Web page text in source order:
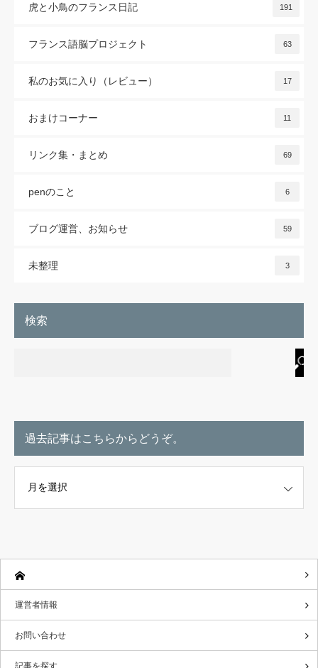
虎と小鳥のフランス日記 191
フランス語脳プロジェクト 63
私のお気に入り（レビュー） 17
おまけコーナー 11
リンク集・まとめ 69
penのこと 6
ブログ運営、お知らせ 59
未整理 3
検索
過去記事はこちらからどうぞ。
運営者情報
お問い合わせ
記事を探す